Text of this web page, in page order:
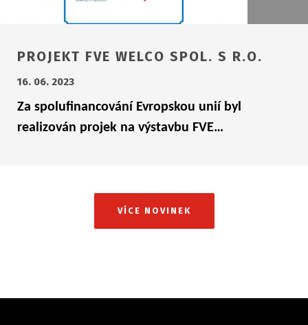
PROJEKT FVE WELCO SPOL. S R.O.
16. 06. 2023
Za spolufinancování Evropskou unií byl
realizován projek na výstavbu FVE…
VÍCE NOVINEK